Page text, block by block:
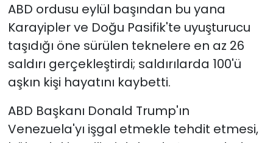
ABD ordusu eylül başından bu yana
Karayipler ve Doğu Pasifik'te uyuşturucu
taşıdığı öne sürülen teknelere en az 26
saldırı gerçekleştirdi; saldırılarda 100'ü
aşkın kişi hayatını kaybetti.
ABD Başkanı Donald Trump'ın
Venezuela'yı işgal etmekle tehdit etmesi,